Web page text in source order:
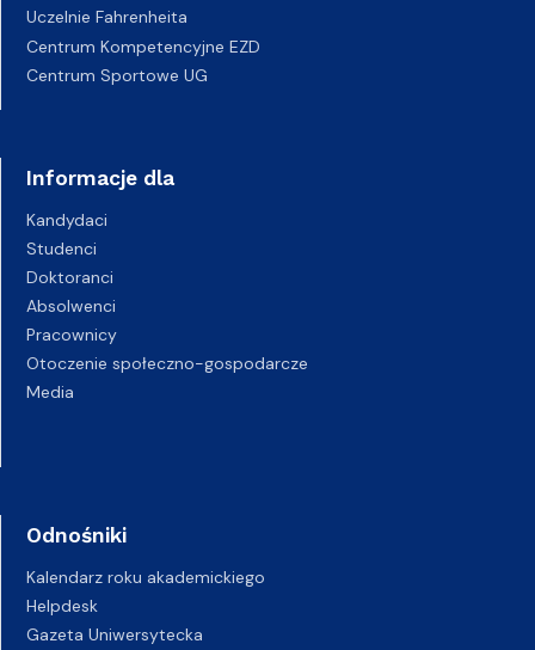
Uczelnie Fahrenheita
Centrum Kompetencyjne EZD
Centrum Sportowe UG
Informacje dla
Kandydaci
Studenci
Doktoranci
Absolwenci
Pracownicy
Otoczenie społeczno-gospodarcze
Media
Odnośniki
Kalendarz roku akademickiego
Helpdesk
Gazeta Uniwersytecka